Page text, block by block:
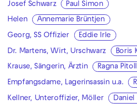
Josef Schwarz Paul Simon
Helen Annemarie Brüntjen
Georg, SS Offizier Eddie Irle
Dr. Martens, Wirt, Urschwarz Boris
Krause, Sängerin, Ärztin Ragna Pitoll
Empfangsdame, Lagerinsassin u.a.
Kellner, Unteroffizier, Möller Daniel